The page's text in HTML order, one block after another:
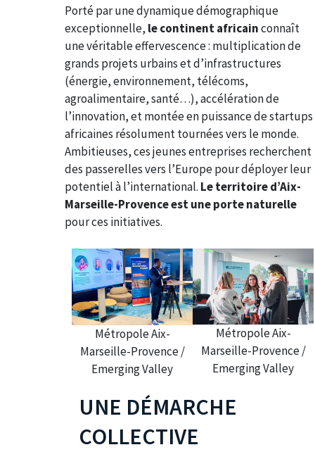
Porté par une dynamique démographique
exceptionnelle, le continent africainconnaît
une véritable effervescence : multiplication de
grands projets urbains et d’infrastructures
(énergie, environnement, télécoms,
agroalimentaire, santé…), accélération de
l’innovation, et montée en puissance de startups
africaines résolument tournées vers le monde.
Ambitieuses, ces jeunes entreprises recherchent
des passerelles vers l’Europe pour déployer leur
potentiel à l’international. Le territoire d’Aix-
Marseille-Provence est une porte naturelle
pour ces initiatives.
Métropole Aix-
Marseille-Provence /
Emerging Valley
Métropole Aix-
Marseille-Provence /
Emerging Valley
UNE DÉMARCHE
COLLECTIVE